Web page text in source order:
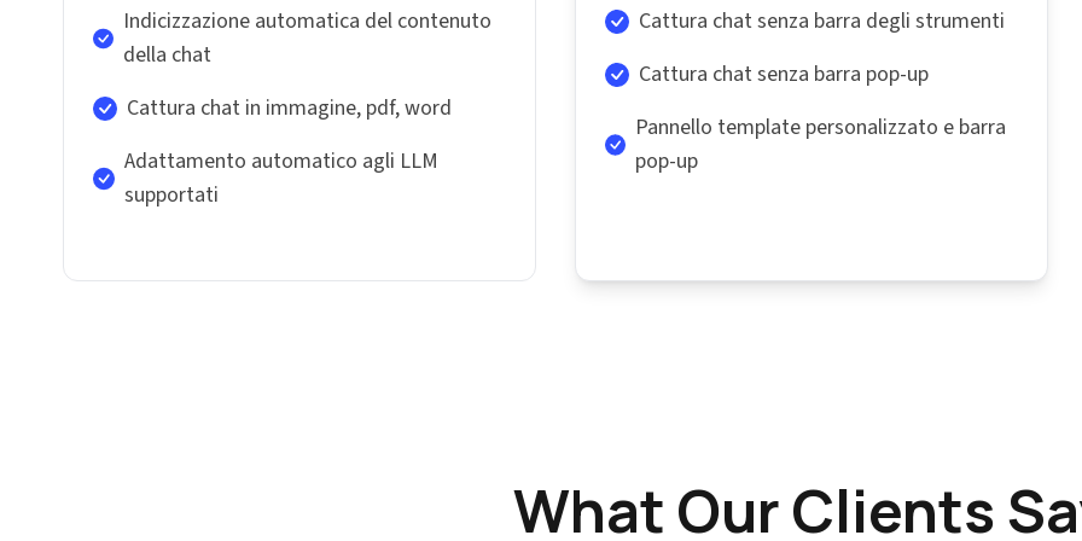
Indicizzazione automatica del contenuto
della chat
Cattura chat in immagine, pdf, word
Adattamento automatico agli LLM
supportati
Cattura chat senza barra degli strumenti
Cattura chat senza barra pop-up
Pannello template personalizzato e barra
pop-up
What Our Clients